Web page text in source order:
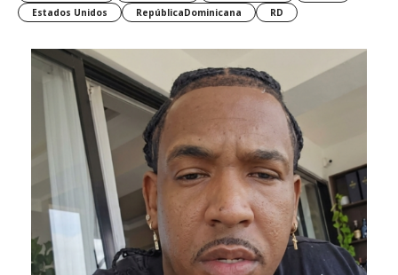
Estados Unidos
RepúblicaDominicana RD